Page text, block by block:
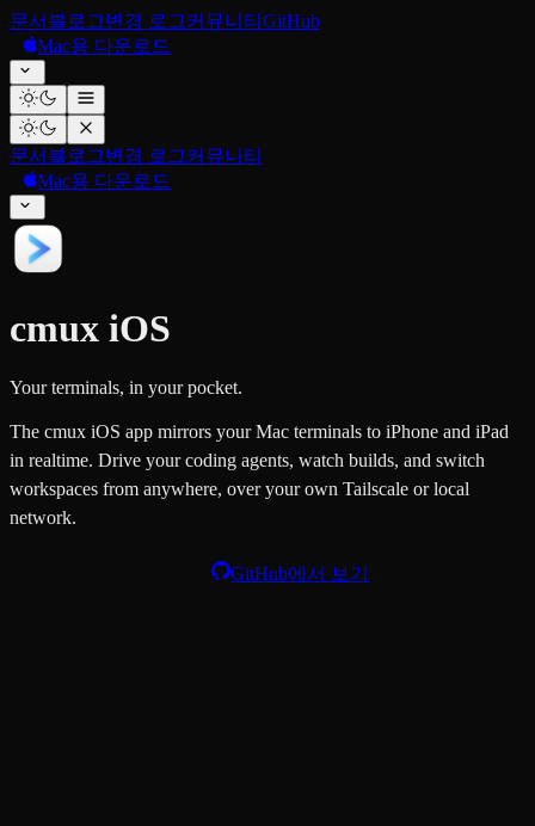
문서 블로그 변경 로그커뮤니티 GitHub
Mac용 다운로드
문서 블로그 변경 로그커뮤니티
Mac용 다운로드
cmux iOS
Your terminals, in your pocket.
The cmux iOS app mirrors your Mac terminals to iPhone and iPad
in realtime. Drive your coding agents, watch builds, and switch
workspaces from anywhere, over your own Tailscale or local
network.
Download on TestFlight GitHub에서 보기